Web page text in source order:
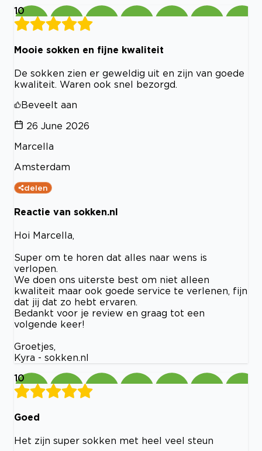
10
Mooie sokken en fijne kwaliteit
De sokken zien er geweldig uit en zijn van goede
kwaliteit. Waren ook snel bezorgd.
Beveelt aan
26 June 2026
Marcella
Amsterdam
delen
Reactie van sokken.nl
Hoi Marcella,
Super om te horen dat alles naar wens is
verlopen.
We doen ons uiterste best om niet alleen
kwaliteit maar ook goede service te verlenen, fijn
dat jij dat zo hebt ervaren.
Bedankt voor je review en graag tot een
volgende keer!
Groetjes,
Kyra - sokken.nl
10
Goed
Het zijn super sokken met heel veel steun